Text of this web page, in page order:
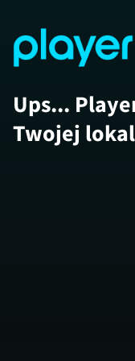
Ups...
Twojej